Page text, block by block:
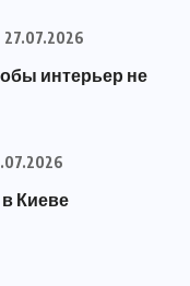
27.07.2026
интерьер не
Киеве